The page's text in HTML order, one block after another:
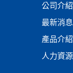
公司介紹
最新消息
產品介紹
人力資源